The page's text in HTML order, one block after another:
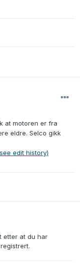
at motoren er fra
eldre. Selco gikk
edit history)
etter at du har